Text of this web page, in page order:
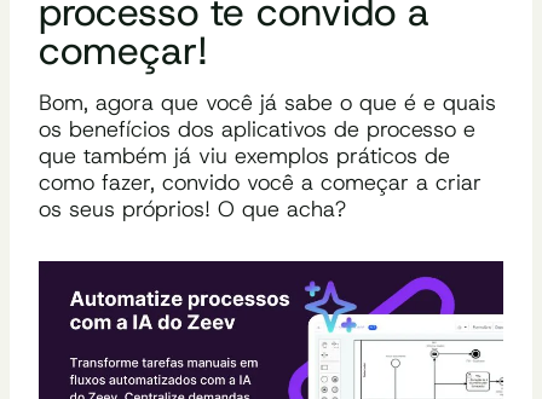
processo te convido a
começar!
Bom, agora que você já sabe o que é e quais
os benefícios dos aplicativos de processo e
que também já viu exemplos práticos de
como fazer, convido você a começar a criar
os seus próprios! O que acha?